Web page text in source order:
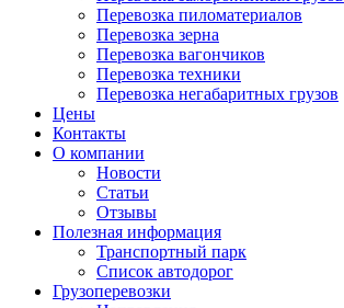
Перевозка пиломатериалов
Перевозка зерна
Перевозка вагончиков
Перевозка техники
Перевозка негабаритных грузов
Цены
Контакты
О компании
Новости
Статьи
Отзывы
Полезная информация
Транспортный парк
Список автодорог
Грузоперевозки